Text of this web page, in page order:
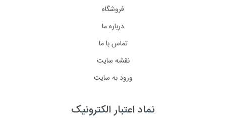
فروشگاه
درباره ما
تماس با ما
نقشه سایت
ورود به سایت
نماد اعتبار الکترونیک